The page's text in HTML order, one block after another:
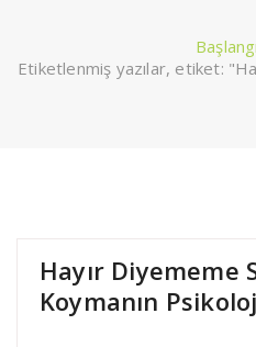
Etiketlenmiş yazılar, etiket:
Hayır Diyememe
Koymanın